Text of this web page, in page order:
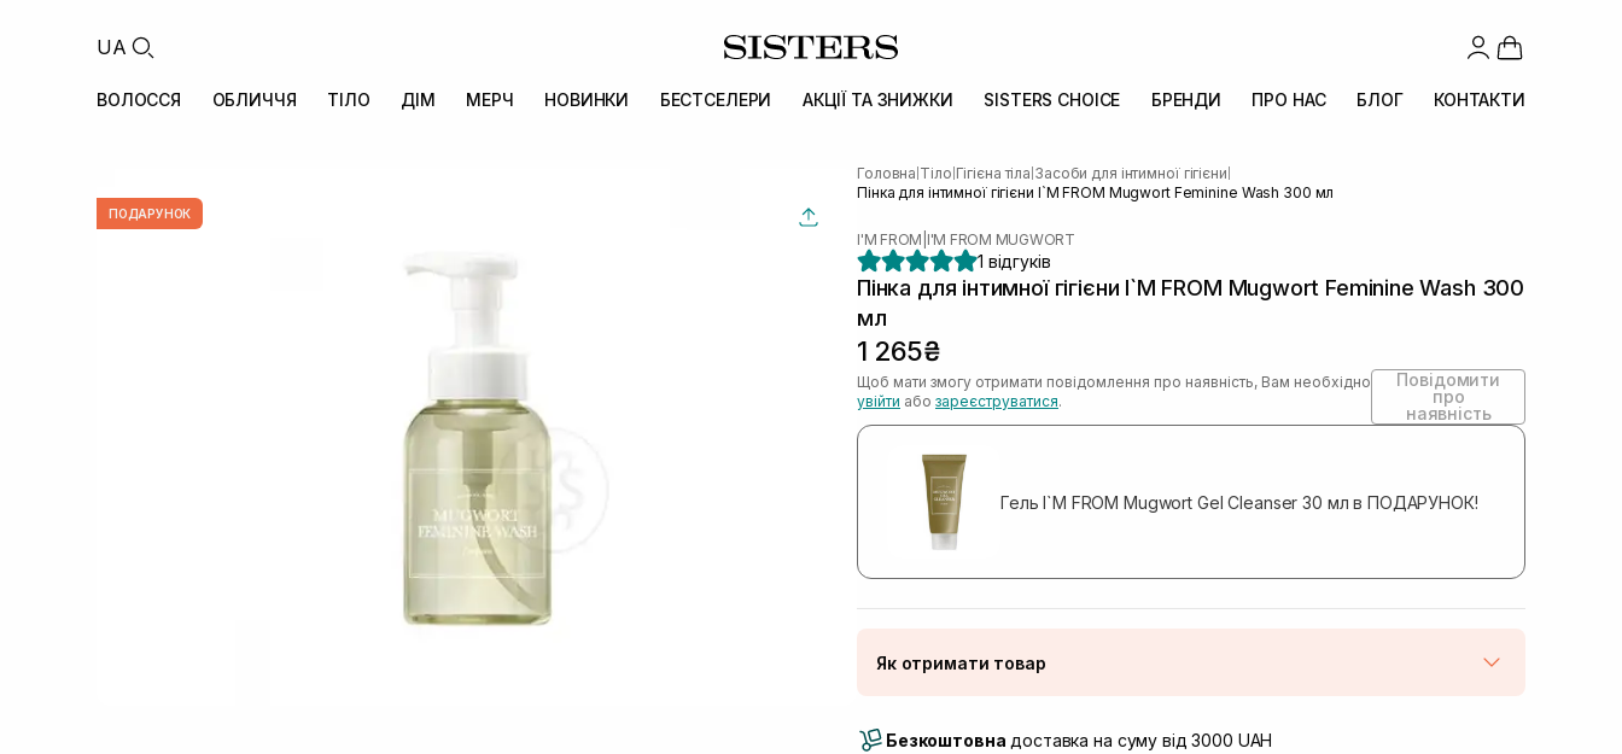
UA
ВОЛОССЯ ОБЛИЧЧЯ ТІЛО ДІМ МЕРЧ НОВИНКИ БЕСТСЕЛЕРИ АКЦІЇ ТА ЗНИЖКИ SISTERS CHOICE БРЕНДИ ПРО НАС БЛОГ КОНТАКТИ
ПОДАРУНОК
Головна Тіло Гігієна тіла Засоби для інтимної гігієни
Пінка для інтимної гігієни I`M FROM Mugwort Feminine Wash 300 мл
I'M FROM I'M FROM MUGWORT
1 відгуків
Пінка для інтимної гігієни I`M FROM Mugwort Feminine Wash 300
мл
1 265₴
Щоб мати змогу отримати повідомлення про наявність, Вам необхідно
увійти або зареєструватися.
Повідомити
про
наявність
Гель I`M FROM Mugwort Gel Cleanser 30 мл в ПОДАРУНОК!
Як отримати товар
Самовивіз м. Луцьк, вул. Винниченка 4
Безкоштовна доставка на суму від 3000 UAH